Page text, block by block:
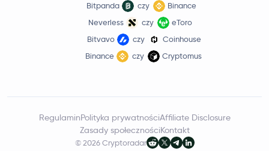
Bitpanda
czy
Binance
Neverless
czy
eToro
Bitvavo
czy
Coinhouse
Binance
czy Cryptomus
© 2026 Cryptoradar
RegulaminPolityka prywatnościAffiliate Disclosure
Zasady społecznościKontakt